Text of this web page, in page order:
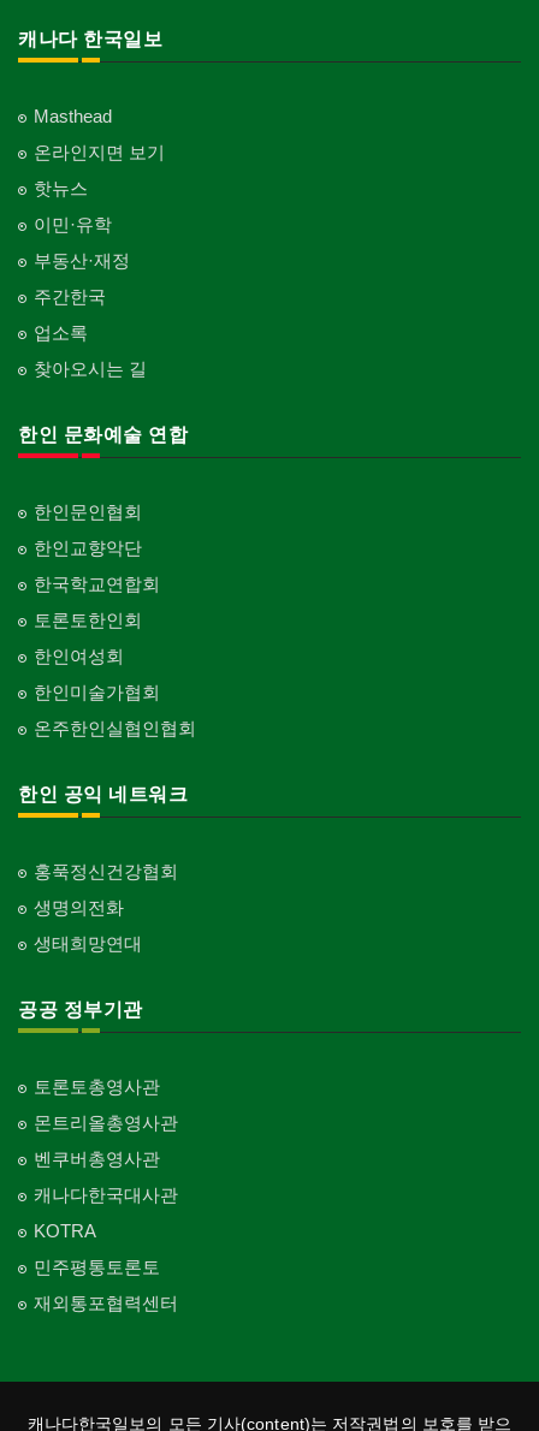
의사-기타
Multi Specialty
의사-정신과
직업소개 에이전트
Cleaning
카펫 청소
Carpet Cleaning
판촉물
gifts for events
프랜차이즈
Franchise
Piano Tuning/Sale
현금인출기
ATM
Art Gallery/Framing
행사/이벤트
Event
인벤토리
인터넷/소프트웨어 개발
Roofing
Curtain/Carpet
Wall Paper/Paint
가라지/그라지/차고
Garage Door
건축 엔지니어
Engineering
Architectural Designer
Sauna
Skin Care
화장품
Cosmetics
피트니스/헬스
Fitness
산후조리서비스
한인회
Korean Cultural Association
Newspaper/TV/Radio
한국기업 현지법인/지사
Korean Enterprises In Canada
동창회-대학교
Alumni University
동창회-중·고등학교
Alumni Middle·High School
단체-협회
단체-스포츠
Organization-Sports
단체-음악/미술
Organization-Music/Art
Organization-Buddhist
Organization-Christianity
교회-장로교회
Church-Presbyterian
Church-United
Church-7th Day Adventist
교회-씨 앤 엠에이
Church-C & MA
Church-Full Gospel
Church-Evangelical
Church-Mission
Church-Independent
교회-기타
교회-구세군
캐나다 한국일보
Masthead
온라인지면 보기
핫뉴스
이민·유학
부동산·재정
주간한국
업소록
찾아오시는 길
한인 문화예술 연합
한인문인협회
한인교향악단
한국학교연합회
토론토한인회
한인여성회
한인미술가협회
온주한인실협인협회
한인 공익 네트워크
홍푹정신건강협회
생명의전화
생태희망연대
공공 정부기관
토론토총영사관
몬트리올총영사관
벤쿠버총영사관
캐나다한국대사관
KOTRA
민주평통토론토
재외통포협력센터
캐나다한국일보의 모든 기사(content)는 저작권법의 보호를 받으